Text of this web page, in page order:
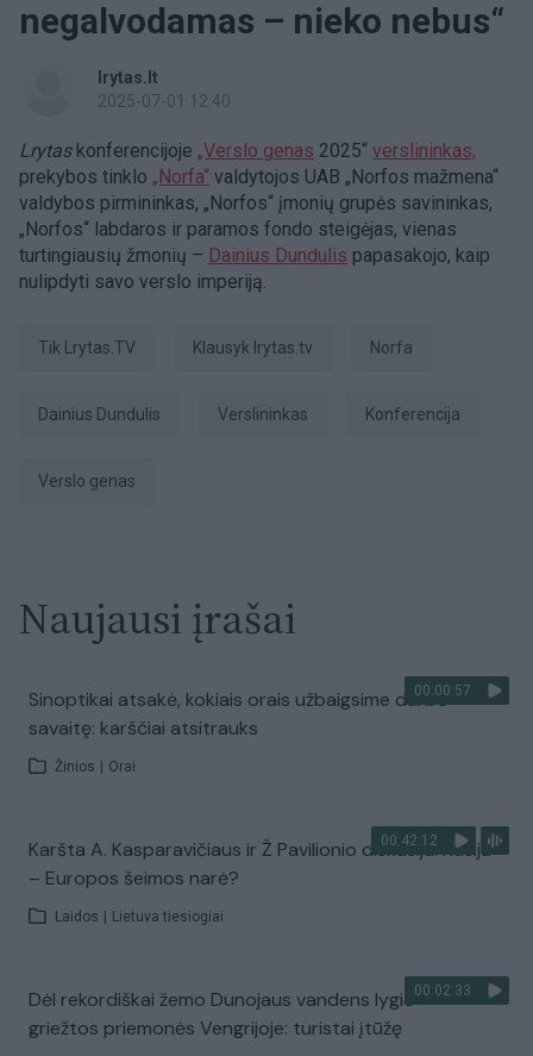
negalvodamas – nieko nebus“
lrytas.lt
2025-07-01 12:40
Lrytaskonferencijoje „Verslo genas 2025“ verslininkas,
prekybos tinklo „Norfa“ valdytojos UAB „Norfos mažmena“
valdybos pirmininkas, „Norfos“ įmonių grupės savininkas,
„Norfos“ labdaros ir paramos fondo steigėjas, vienas
turtingiausių žmonių – Dainius Dundulis papasakojo, kaip
nulipdyti savo verslo imperiją.
tik Lrytas.TV Klausyk lrytas.tv Norfa
Dainius Dundulis verslininkas konferencija
verslo genas
Naujausi įrašai
00:00:57
Sinoptikai atsakė, kokiais orais užbaigsime darbo
savaitę: karščiai atsitrauks
Žinios Orai
00:42:12
Karšta A. Kasparavičiaus ir Ž Pavilionio diskusija: Rusija
– Europos šeimos narė?
Laidos Lietuva tiesiogiai
00:02:33
Dėl rekordiškai žemo Dunojaus vandens lygio –
griežtos priemonės Vengrijoje: turistai įtūžę